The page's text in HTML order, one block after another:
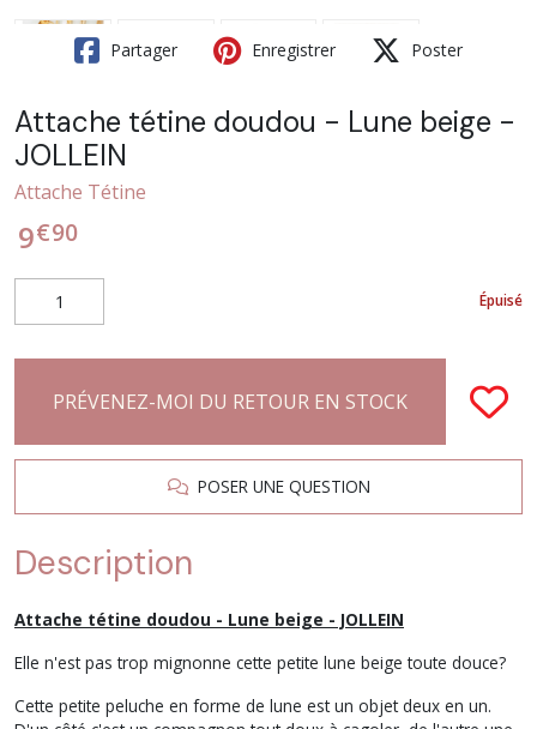
Partager Enregistrer Poster
Attache tétine doudou - Lune beige -
JOLLEIN
Attache Tétine
9€90
Épuisé
PRÉVENEZ-MOI DU RETOUR EN STOCK
POSER UNE QUESTION
Description
Attache tétine doudou - Lune beige - JOLLEIN
Elle n'est pas trop mignonne cette petite lune beige toute douce?
Cette petite peluche en forme de lune est un objet deux en un.